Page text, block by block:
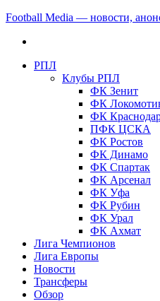
Football Media — новости,
РПЛ
Клубы РПЛ
ФК Зенит
ФК
ФК
ПФК ЦСКА
ФК Ростов
ФК Динамо
ФК Спартак
ФК Арсенал
ФК Уфа
ФК Рубин
ФК Урал
ФК Ахмат
Лига Чемпионов
Лига Европы
Новости
Трансферы
Обзор